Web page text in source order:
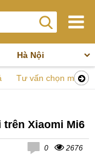
Tư vấn chọn mua
Xiaomi Mi6
0 2676